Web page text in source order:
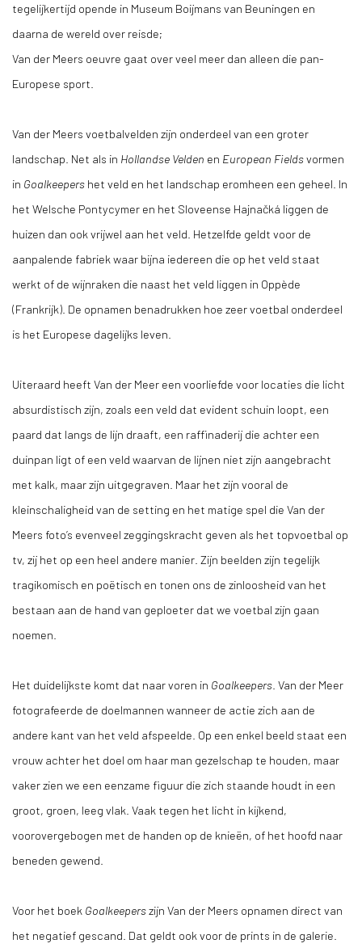
tegelijkertijd opende in Museum Boijmans van Beuningen en
daarna de wereld over reisde;
Van der Meers oeuvre gaat over veel meer dan alleen die pan-
Europese sport.
Van der Meers voetbalvelden zijn onderdeel van een groter
landschap. Net als in Hollandse Velden en European Fieldsvormen
in Goalkeepers het veld en het landschap eromheen een geheel. In
het Welsche Pontycymer en het Sloveense Hajnačká liggen de
huizen dan ook vrijwel aan het veld. Hetzelfde geldt voor de
aanpalende fabriek waar bijna iedereen die op het veld staat
werkt of de wijnraken die naast het veld liggen in Oppède
(Frankrijk). De opnamen benadrukken hoe zeer voetbal onderdeel
is het Europese dagelijks leven.
Uiteraard heeft Van der Meer een voorliefde voor locaties die licht
absurdistisch zijn, zoals een veld dat evident schuin loopt, een
paard dat langs de lijn draaft, een raffinaderij die achter een
duinpan ligt of een veld waarvan de lijnen niet zijn aangebracht
met kalk, maar zijn uitgegraven. Maar het zijn vooral de
kleinschaligheid van de setting en het matige spel die Van der
Meers foto’s evenveel zeggingskracht geven als het topvoetbal op
tv, zij het op een heel andere manier. Zijn beelden zijn tegelijk
tragikomisch en poëtisch en tonen ons de zinloosheid van het
bestaan aan de hand van geploeter dat we voetbal zijn gaan
noemen.
Het duidelijkste komt dat naar voren in Goalkeepers . Van der Meer
fotografeerde de doelmannen wanneer de actie zich aan de
andere kant van het veld afspeelde. Op een enkel beeld staat een
vrouw achter het doel om haar man gezelschap te houden, maar
vaker zien we een eenzame figuur die zich staande houdt in een
groot, groen, leeg vlak. Vaak tegen het licht in kijkend,
voorovergebogen met de handen op de knieën, of het hoofd naar
beneden gewend.
Voor het boek Goalkeeperszijn Van der Meers opnamen direct van
het negatief gescand. Dat geldt ook voor de prints in de galerie.